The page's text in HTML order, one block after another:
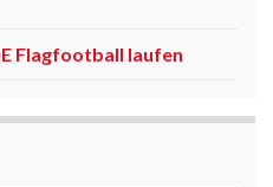
Flagfootball laufen